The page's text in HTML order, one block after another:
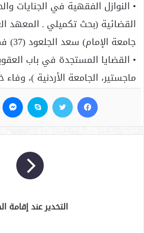
• النوازل الفقهية في الجنايات
القضائية (بحث تكميلي ـ المعهد
جامعة الإمام) سعد الجلعود (37) فما بعدها.
• القضايا المستجدة في باب
ماجستير، الجامعة الأردنية )، وفاء
التخدير عند إقامة